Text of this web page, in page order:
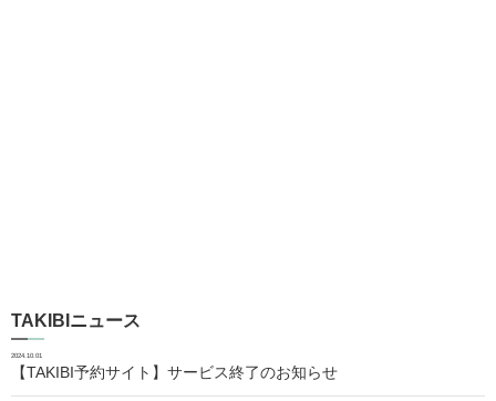
TAKIBIニュース
2024.10.01
【TAKIBI予約サイト】サービス終了のお知らせ